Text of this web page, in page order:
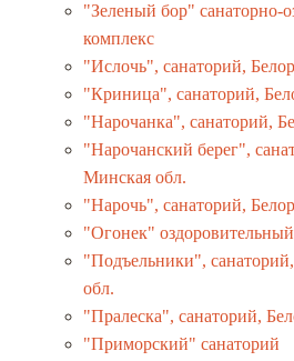
"Зеленый бор" санаторно-
комплекс
"Ислочь", санаторий,
"Криница", санаторий,
"Нарочанка", санаторий,
"Нарочанский берег",
Минская обл.
"Нарочь", санаторий,
"Огонек"
"Подъельники",
обл.
"Пралеска", санаторий,
"Приморский" санаторий